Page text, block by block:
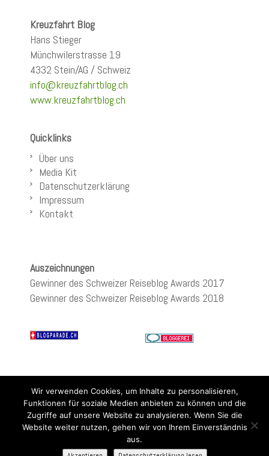
Kreuzfahrt Blog
Hans Stieger
Münchwilerstrasse 19
4332 Stein/AG / Schweiz
info@kreuzfahrtblog.ch
www.kreuzfahrtblog.ch
Quicklinks
Über uns
Media Kit
Datenschutzerklärung
Impressum
Kontakt
Auszeichnungen
Gewinner des Schweizer Reiseblog Awards 2017
Gewinner des Schweizer Reiseblog Awards 2018
Wir verwenden Cookies, um Inhalte zu personalisieren,
Funktionen für soziale Medien anbieten zu können und die
Zugriffe auf unsere Website zu analysieren. Wenn Sie die
Website weiter nutzen, gehen wir von Ihrem Einverständnis
aus.